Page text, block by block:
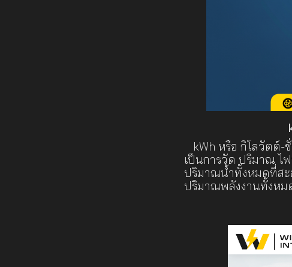
kWh หรือ กิโลวัตต์-
เป็นการวัด ปริมาณ ไ
ปริมาณน้ำทั้งหมดที่สะ
ปริมาณพลังงานทั้งหม